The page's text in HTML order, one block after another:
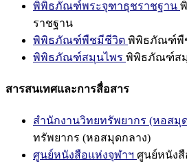
พิพิธภัณฑ์พระจุฑาธุชราชฐาน
ราชฐาน
พิพิธภัณฑ์พืชมีชีวิต พิพิธภัณฑ์พื
พิพิธภัณฑ์สมุนไพร พิพิธภัณฑ์ส
สารสนเทศและการสื่อสาร
สำนักงานวิทยทรัพยากร (หอสมุ
ทรัพยากร (หอสมุดกลาง)
ศูนย์หนังสือแห่งจุฬาฯ ศูนย์หนังสื